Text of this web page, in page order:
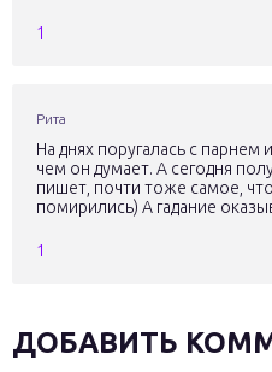
1
Рита
На днях поругалась с парнем
чем он думает. А сегодня
пишет, почти тоже самое,
помирились) А гадание
1
ДОБАВИТЬ